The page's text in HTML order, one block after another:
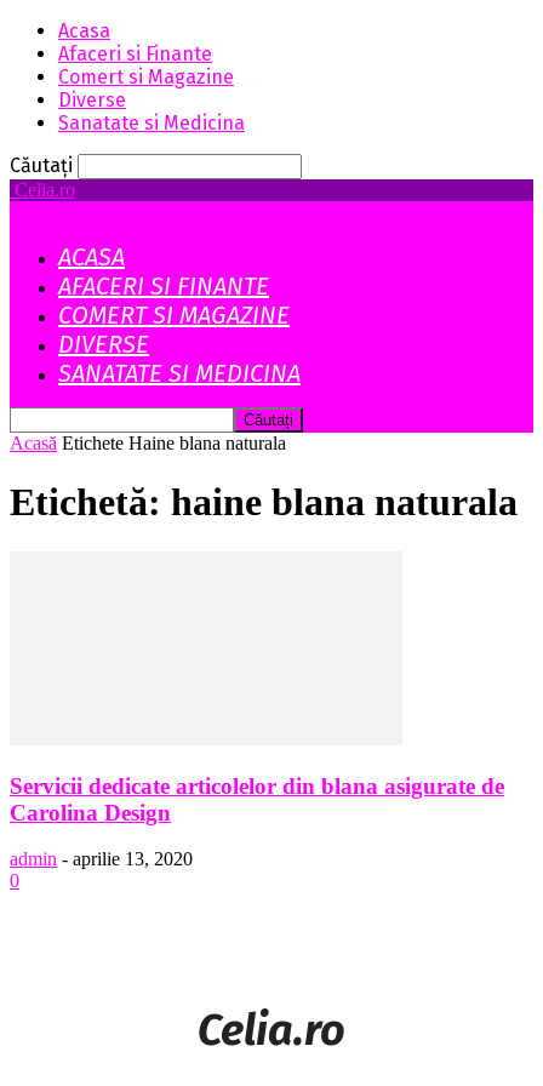
Acasa
Afaceri si Finante
Comert si Magazine
Diverse
Sanatate si Medicina
Căutați
Celia.ro
ACASA
AFACERI SI FINANTE
COMERT SI MAGAZINE
DIVERSE
SANATATE SI MEDICINA
Acasă Etichete Haine blana naturala
Etichetă: haine blana naturala
Servicii dedicate articolelor din blana asigurate de
Carolina Design
admin - aprilie 13, 2020
0
Celia.ro